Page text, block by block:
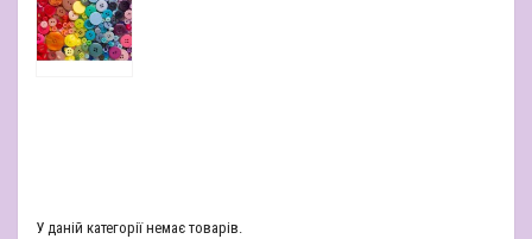
У даній категорії немає товарів.